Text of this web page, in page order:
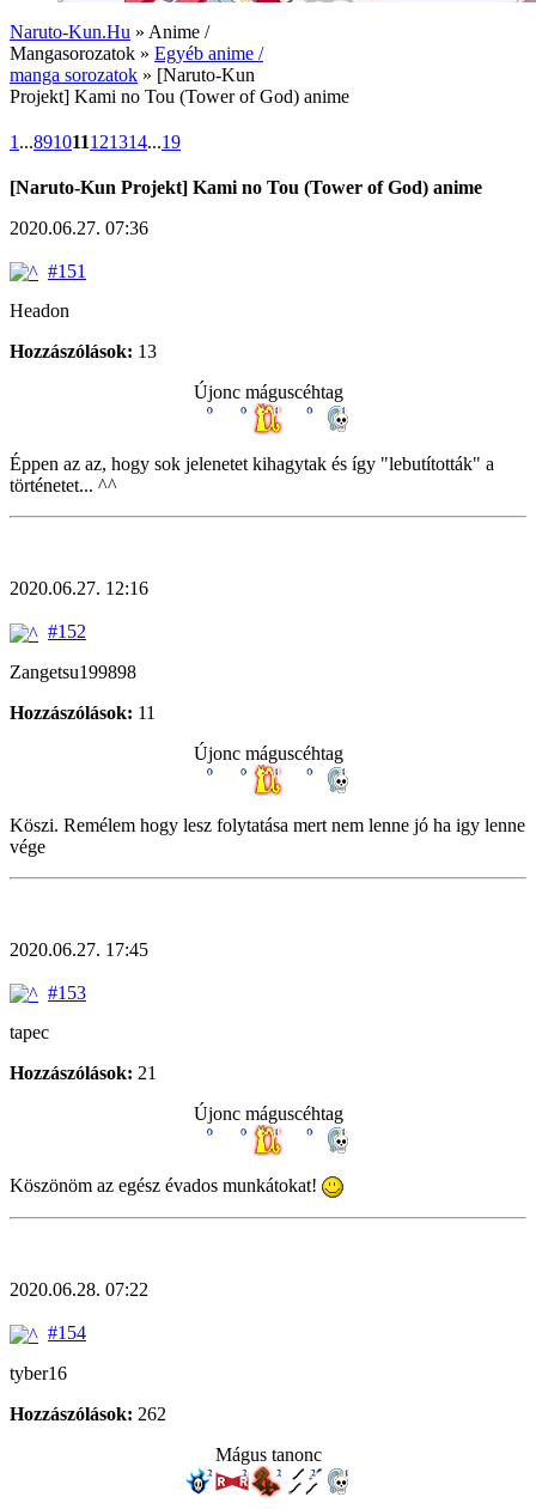
Naruto-Kun.Hu » Anime /
Mangasorozatok » Egyéb anime /
manga sorozatok » [Naruto-Kun
Projekt] Kami no Tou (Tower of God) anime
1 ...891011121314...19
[Naruto-Kun Projekt] Kami no Tou (Tower of God) anime
2020.06.27. 07:36
#151
Headon
Hozzászólások: 13
Újonc máguscéhtag
Éppen az az, hogy sok jelenetet kihagytak és így "lebutították" a
történetet... ^^
2020.06.27. 12:16
#152
Zangetsu199898
Hozzászólások: 11
Újonc máguscéhtag
Köszi. Remélem hogy lesz folytatása mert nem lenne jó ha igy lenne
vége
2020.06.27. 17:45
#153
tapec
Hozzászólások: 21
Újonc máguscéhtag
Köszönöm az egész évados munkátokat!
2020.06.28. 07:22
#154
tyber16
Hozzászólások: 262
Mágus tanonc